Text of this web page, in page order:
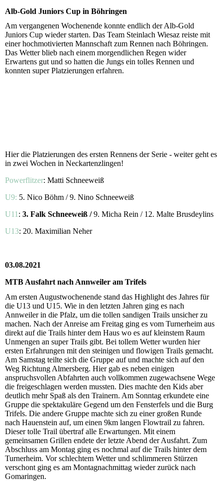
Alb-Gold Juniors Cup in Böhringen
Am vergangenen Wochenende konnte endlich der Alb-Gold
Juniors Cup wieder starten. Das Team Steinlach Wiesaz reiste mit
einer hochmotivierten Mannschaft zum Rennen nach Böhringen.
Das Wetter blieb nach einem morgendlichen Regen wider
Erwartens gut und so hatten die Jungs ein tolles Rennen und
konnten super Platzierungen erfahren.
Hier die Platzierungen des ersten Rennens der Serie - weiter geht es
in zwei Wochen in Neckartenzlingen!
Powerflitzer: Matti Schneeweiß
U9: 5. Nico Böhm / 9. Nino Schneeweiß
U11 : 3. Falk Schneeweiß /9. Micha Rein / 12. Malte Brusdeylins
U13: 20. Maximilian Neher
03.08.2021
MTB Ausfahrt nach Annweiler am Trifels
Am ersten Augustwochenende stand das Highlight des Jahres für
die U13 und U15. Wie in den letzten Jahren ging es nach
Annweiler in die Pfalz, um die tollen sandigen Trails unsicher zu
machen. Nach der Anreise am Freitag ging es vom Turnerheim aus
direkt auf die Trails hinter dem Haus wo es auf kleinstem Raum
Unmengen an super Trails gibt. Bei tollem Wetter wurden hier
ersten Erfahrungen mit den steinigen und flowigen Trails gemacht.
Am Samstag teilte sich die Gruppe auf und machte sich auf den
Weg Richtung Almersberg. Hier gab es neben einigen
anspruchsvollen Abfahrten auch vollkommen zugewachsene Wege
die freigeschlagen werden mussten. Dies machte den Kids aber
deutlich mehr Spaß als den Trainern. Am Sonntag erkundete eine
Gruppe die spektakuläre Gegend um den Fensterfels und die Burg
Trifels. Die andere Gruppe machte sich zu einer großen Runde
nach Hauenstein auf, um einen 9km langen Flowtrail zu fahren.
Dieser tolle Trail übertraf alle Erwartungen. Mit einem
gemeinsamen Grillen endete der letzte Abend der Ausfahrt. Zum
Abschluss am Montag ging es nochmal auf die Trails hinter dem
Turnerheim. Vor schlechtem Wetter und schlimmeren Stürzen
verschont ging es am Montagnachmittag wieder zurück nach
Gomaringen.